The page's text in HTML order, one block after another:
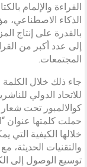
القراءة والإلمام
الذكاء الاصطناعي،
بالقدرة على إنتاج
إلى عدد أكبر من
المجتمعات.
جاء ذلك خلال الكلمة
كوالالمبور تحت
حملت كلمتها عنوان
خلالها الكيفية التي
والتقنيات
توسيع الوصول إلى